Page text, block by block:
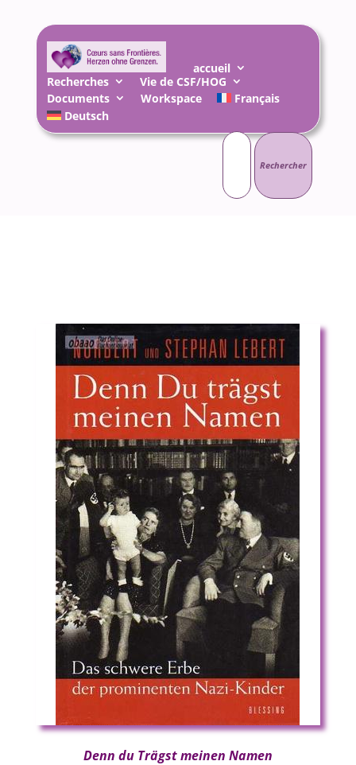
accueil
Recherches
Vie de CSF/HOG
Documents
Workspace
Français
Deutsch
Rechercher :
Denn du Trägst meinen Namen